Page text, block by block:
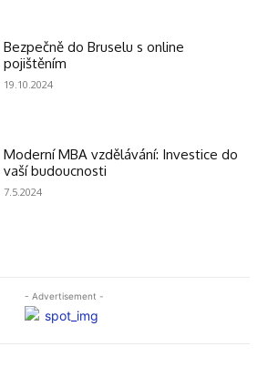
Bezpečně do Bruselu s online
pojištěním
19.10.2024
Moderní MBA vzdělávání: Investice do
vaší budoucnosti
7.5.2024
- Advertisement -